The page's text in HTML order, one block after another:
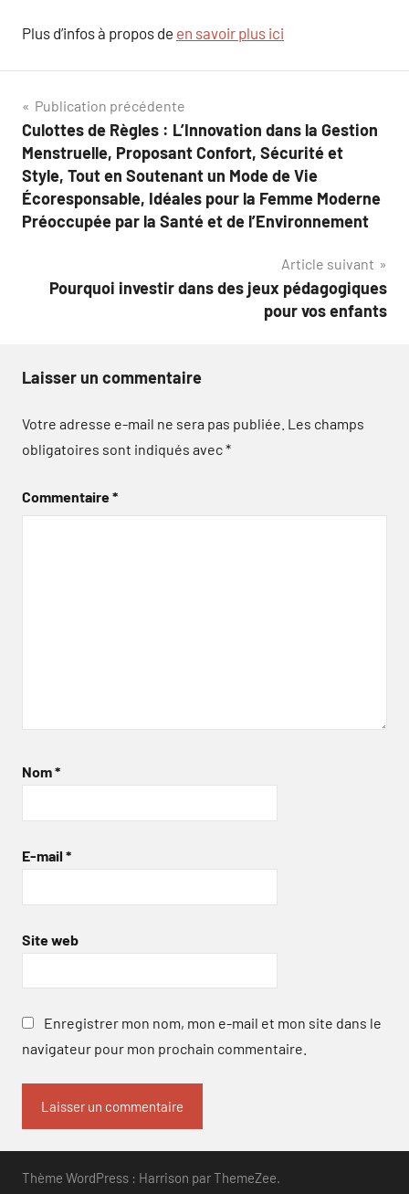
Plus d’infos à propos de en savoir plus ici
Navigation
de
l’article
Publication précédente
Culottes de Règles : L’Innovation dans la Gestion
Menstruelle, Proposant Confort, Sécurité et
Style, Tout en Soutenant un Mode de Vie
Écoresponsable, Idéales pour la Femme Moderne
Préoccupée par la Santé et de l’Environnement
Article suivant
Pourquoi investir dans des jeux pédagogiques
pour vos enfants
Laisser un commentaire
Votre adresse e-mail ne sera pas publiée. Les champs
obligatoires sont indiqués avec*
Commentaire*
Nom*
E-mail *
Site web
Enregistrer mon nom, mon e-mail et mon site dans le
navigateur pour mon prochain commentaire.
Thème WordPress : Harrison par ThemeZee.